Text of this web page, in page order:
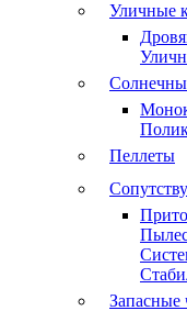
Уличные
Пеллеты
Запасные